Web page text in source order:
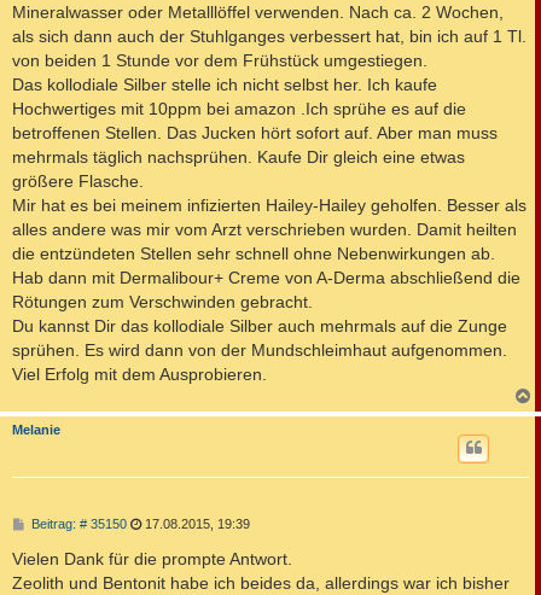
Mineralwasser oder Metalllöffel verwenden. Nach ca. 2 Wochen,
als sich dann auch der Stuhlganges verbessert hat, bin ich auf 1 Tl.
von beiden 1 Stunde vor dem Frühstück umgestiegen.
Das kollodiale Silber stelle ich nicht selbst her. Ich kaufe
Hochwertiges mit 10ppm bei amazon .Ich sprühe es auf die
betroffenen Stellen. Das Jucken hört sofort auf. Aber man muss
mehrmals täglich nachsprühen. Kaufe Dir gleich eine etwas
größere Flasche.
Mir hat es bei meinem infizierten Hailey-Hailey geholfen. Besser als
alles andere was mir vom Arzt verschrieben wurden. Damit heilten
die entzündeten Stellen sehr schnell ohne Nebenwirkungen ab.
Hab dann mit Dermalibour+ Creme von A-Derma abschließend die
Rötungen zum Verschwinden gebracht.
Du kannst Dir das kollodiale Silber auch mehrmals auf die Zunge
sprühen. Es wird dann von der Mundschleimhaut aufgenommen.
Viel Erfolg mit dem Ausprobieren.
a
Melanie
Beitrag: # 35150B
i
t
r
17.08.2015, 19:39
Vielen Dank für die prompte Antwort.
Zeolith und Bentonit habe ich beides da, allerdings war ich bisher